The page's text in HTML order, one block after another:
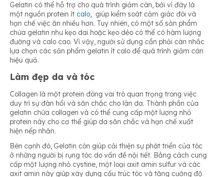
Gelatin có thể hỗ trợ cho quá trình giảm cân, bởi vì đây là
một nguồn protein ít calo, giúp kiểm soát cảm giác đói và
hạn chế việc ăn nhiều hơn. Tuy nhiên, có một số sản phẩm
chứa gelatin như kẹo dai hoặc kẹo dẻo có thể có hàm lượng
đường và calo cao. Vì vậy, người sử dụng cần phải cân nhắc
lựa chọn các sản phẩm gelatin ít calo để quá trình giảm cân
hiệu quả.
Làm đẹp da và tóc
Collagen là một protein đóng vai trò quan trọng trong việc
duy trì sự đàn hồi và săn chắc cho làn da. Thành phần của
gelatin chứa collagen và có thể cung cấp một lượng nhỏ
protein này cho cơ thể giúp da săn chắc và hạn chế xuất
hiện nếp nhăn.
Bên cạnh đó, Gelatin còn giúp cải thiện sự phát triển của tóc
ở những người bị rụng tóc do vấn đề nội tiết. Bằng cách cung
cấp một lượng nhỏ cystine, một loại axit amin sulfur và các
axit amin này giúp xây dựng cấu trúc tóc và tăng cường độ